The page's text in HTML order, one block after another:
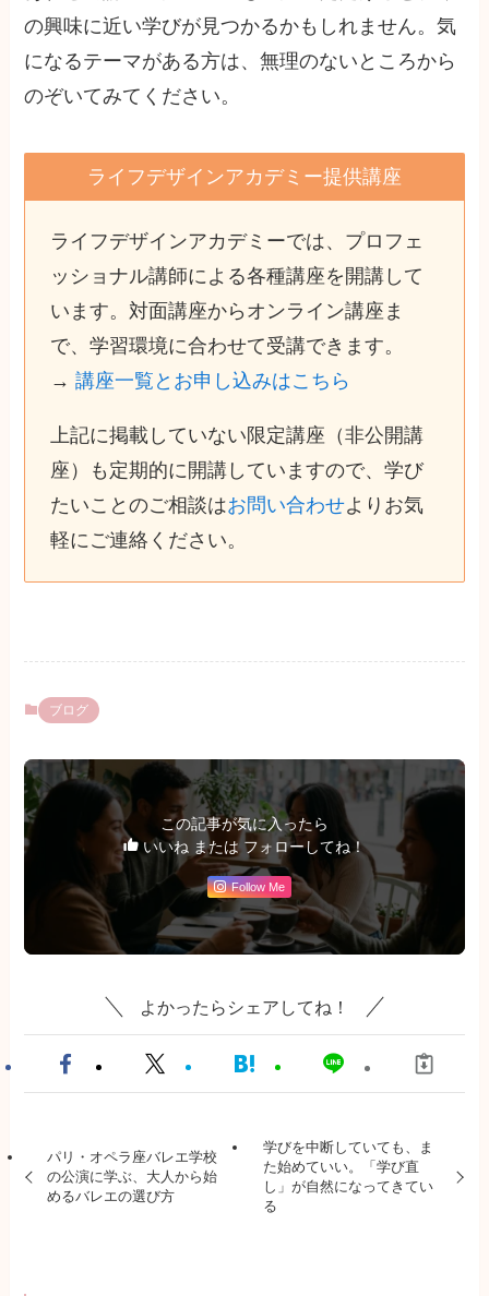
の興味に近い学びが見つかるかもしれません。気
になるテーマがある方は、無理のないところから
のぞいてみてください。
ライフデザインアカデミー提供講座
ライフデザインアカデミーでは、プロフェ
ッショナル講師による各種講座を開講して
います。対面講座からオンライン講座ま
で、学習環境に合わせて受講できます。
→ 講座一覧とお申し込みはこちら
上記に掲載していない限定講座（非公開講
座）も定期的に開講していますので、学び
たいことのご相談はお問い合わせよりお気
軽にご連絡ください。
ブログ
この記事が気に入ったら
いいね または フォローしてね！
Follow Me
よかったらシェアしてね！
パリ・オペラ座バレエ学校
の公演に学ぶ、大人から始
めるバレエの選び方
学びを中断していても、ま
た始めていい。「学び直
し」が自然になってきてい
る